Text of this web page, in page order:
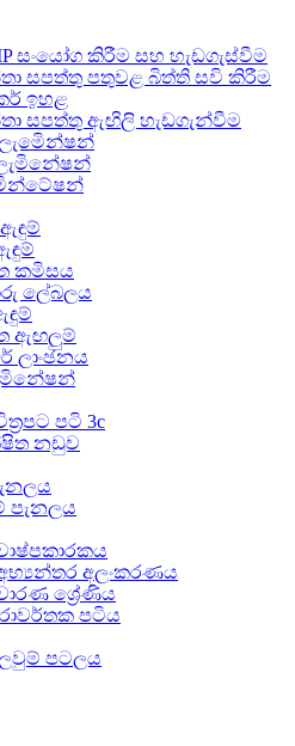
සංයෝග කිරීම සහ හැඩගැස්වීම
සපත්තු පතුවළ බිත්ති සවි කිරීම
ඉහළ
සපත්තු ඇඟිලි හැඩගැන්වීම
ලැමිෙන්ෂන්
කමිසය
ලේබලය
ඇඟලුම්
ලාංඡනය
පටි 3c
නඩුව
අභ්‍යන්තර අලංකරණය
ශ්‍රේණිය
පටිය
පටලය